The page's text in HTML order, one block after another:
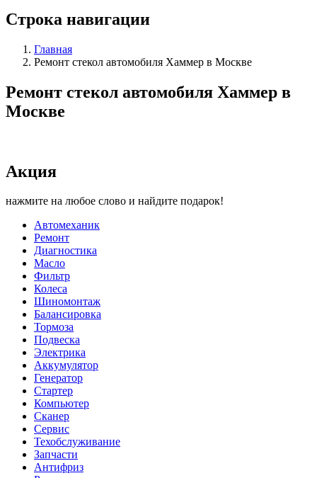
Строка навигации
Главная
Ремонт стекол автомобиля Хаммер в Москве
Ремонт стекол автомобиля Хаммер в
Москве
Акция
нажмите на любое слово и найдите подарок!
Автомеханик
Ремонт
Диагностика
Масло
Фильтр
Колеса
Шиномонтаж
Балансировка
Тормоза
Подвеска
Электрика
Аккумулятор
Генератор
Стартер
Компьютер
Сканер
Сервис
Техобслуживание
Запчасти
Антифриз